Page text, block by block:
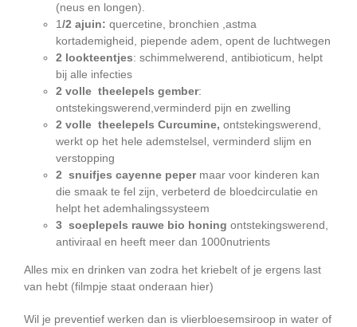
(neus en longen).
1/2 ajuin: quercetine, bronchien ,astma
kortademigheid, piepende adem, opent de luchtwegen
2 lookteentjes: schimmelwerend, antibioticum, helpt
bij alle infecties
2 volle theelepels gember:
ontstekingswerend,verminderd pijn en zwelling
2 volle theelepels Curcumine, ontstekingswerend,
werkt op het hele ademstelsel, verminderd slijm en
verstopping
2 snuifjes cayenne pepermaar voor kinderen kan
die smaak te fel zijn, verbeterd de bloedcirculatie en
helpt het ademhalingssysteem
3 soeplepels rauwe bio honing ontstekingswerend,
antiviraal en heeft meer dan 1000nutrients
Alles mix en drinken van zodra het kriebelt of je ergens last
van hebt (filmpje staat onderaan hier)
Wil je preventief werken dan is vlierbloesemsiroop in water of